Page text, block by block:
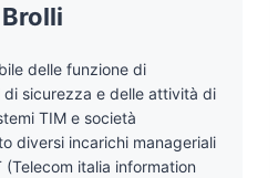
delle funzione di
sicurezza e delle attività di
TIM e società
diversi incarichi manageriali
(Telecom italia information